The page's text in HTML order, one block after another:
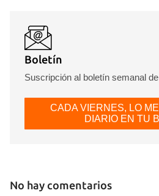
Boletín
Suscripción al boletín semanal de
CADA VIERNES, LO
DIARIO EN TU
No hay comentarios